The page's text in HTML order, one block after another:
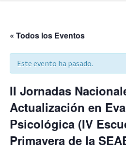
« Todos los Eventos
Este evento ha pasado.
II Jornadas
Actualización en
Psicológica (IV
Primavera de la